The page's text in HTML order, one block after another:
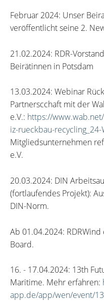
Februar 2024: Unser
veröffentlicht seine 2.
21.02.2024: RDR-
Beirätinnen in Potsdam
13.03.2024: Webinar
Partnerscchaft mit der
e.V.: https://
iz-rueckbau-recycling_24-
Mitgliedsunternehmen
e.V.
20.03.2024: DIN
(fortlaufendes Projekt):
DIN-Norm.
Ab 01.04.2024:
Board.
16. - 17.04.2024: 13th
Maritime. Mehr erfahren:
app.de/app/wen/event/